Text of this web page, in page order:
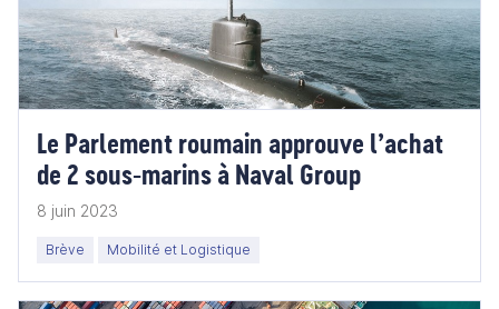
Le Parlement roumain approuve l’achat
de 2 sous-marins à Naval Group
8 juin 2023
Brève Mobilité et Logistique